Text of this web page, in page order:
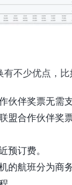
不少优点，比
伙伴奖票无需
盟合作伙伴奖
预订费。
的航班分为商